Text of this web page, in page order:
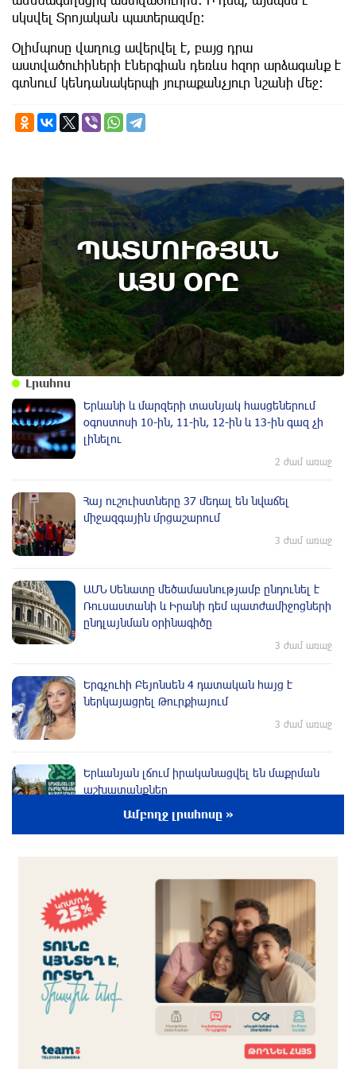
սկսվել Տրոյական պատերազմը։
Օլիմպոսը վաղուց ավերվել է, բայց դրա
աստվածուհիների էներգիան դեռևս հզոր արձագանք է
գտնում կենդանակերպի յուրաքանչյուր նշանի մեջ։
ՊԱՏՄՈՒԹՅԱՆ
ԱՅՍ ՕՐԸ
8th of August
Բոյակի ճակատամարտի օր. պատմության
այս օրը (7 օգոստոս)
Լրահոս
Երևանի և մարզերի տասնյակ հասցեներում
օգոստոսի 10-ին, 11-ին, 12-ին և 13-ին գազ չի
լինելու
2 ժամ առաջ
Հայ ուշուիստները 37 մեդալ են նվաճել
միջազգային մրցաշարում
3 ժամ առաջ
ԱՄՆ Սենատը մեծամասնությամբ ընդունել է
Ռուսաստանի և Իրանի դեմ պատժամիջոցների
ընդլայնման օրինագիծը
3 ժամ առաջ
Երգչուհի Բեյոնսեն ​​4 դատական հայց է
ներկայացրել Թուրքիայում
3 ժամ առաջ
Երևանյան լճում իրականացվել են մաքրման
աշխատանքներ
4 ժամ առաջ
Պայթյուն՝ Իրանում․ հաղորդվում է զոհերի ու
վիրավորների մասին
4 ժամ առաջ
Ամբողջ լրահոսը »